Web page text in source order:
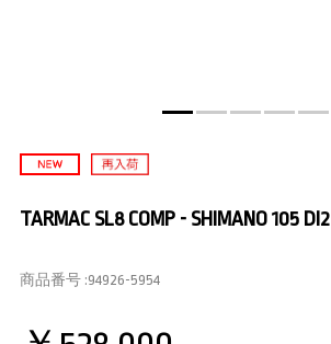
TARMAC SL8 COMP - SHIMANO 105 DI2
商品番号 :94926-5954